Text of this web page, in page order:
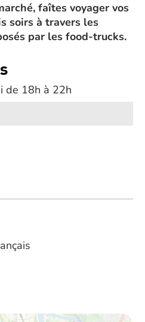
faîtes voyager vos
soirs à travers les
par les food-trucks.
de 18h à 22h